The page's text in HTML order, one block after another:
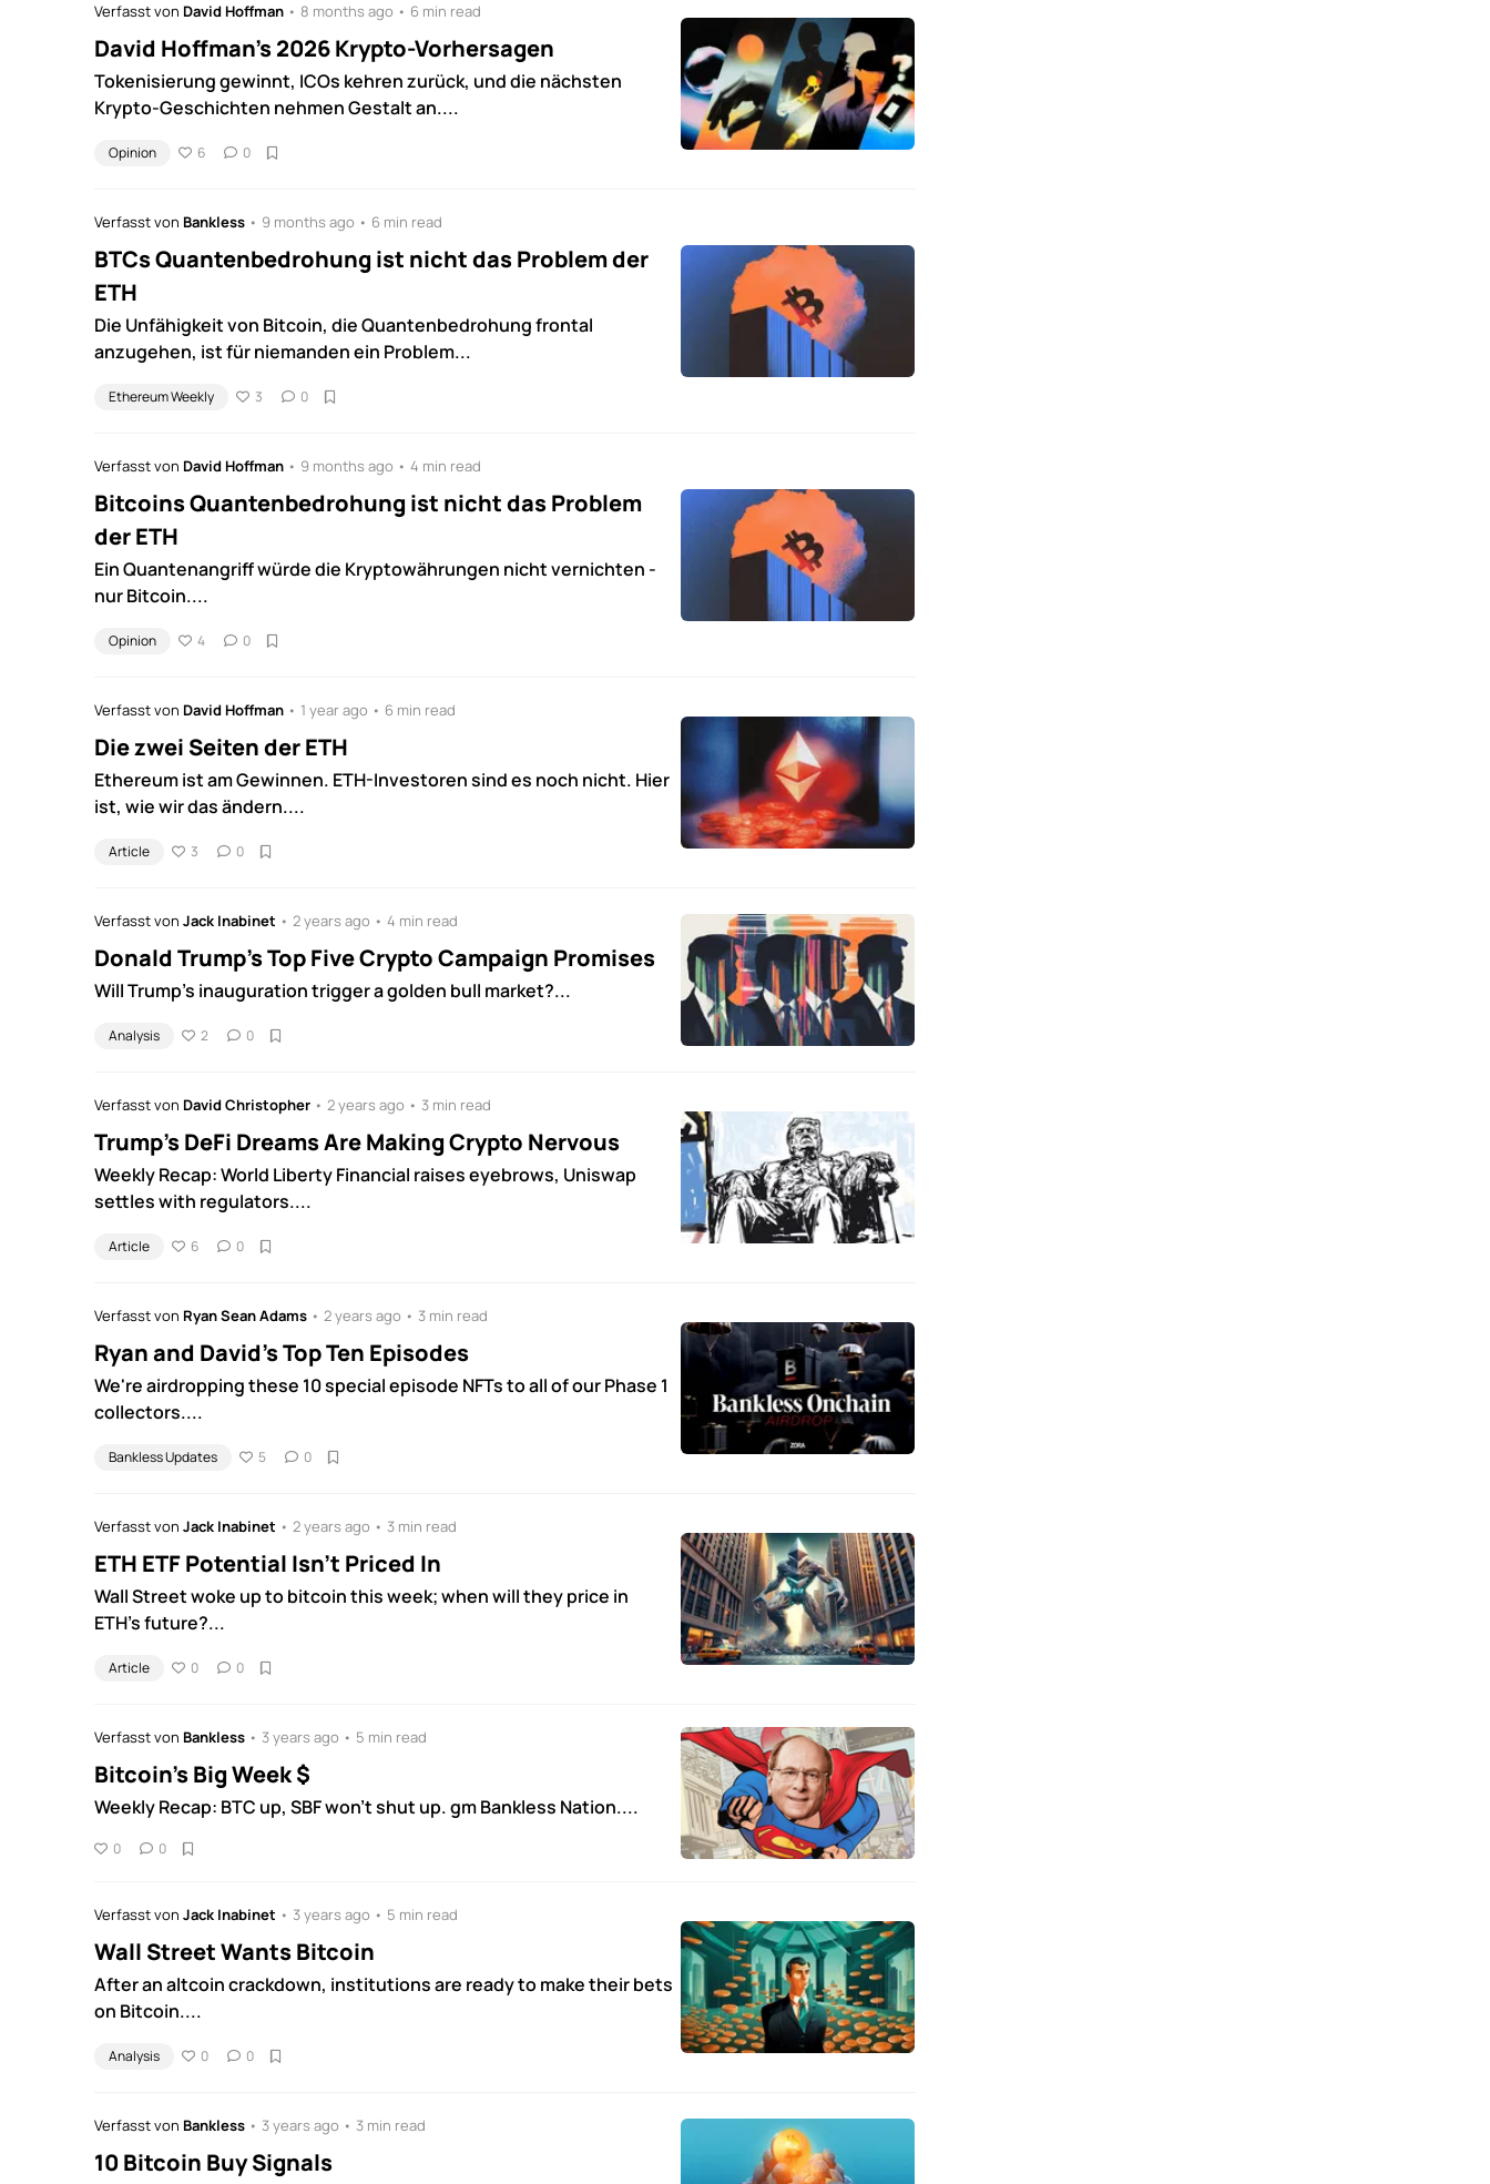
Verfasst von David Hoffman • 8 months ago • 6 min read
David Hoffman's 2026 Krypto-Vorhersagen
Tokenisierung gewinnt, ICOs kehren zurück, und die nächsten
Krypto-Geschichten nehmen Gestalt an....
Opinion 6 0
Verfasst von Bankless • 9 months ago • 6 min read
BTCs Quantenbedrohung ist nicht das Problem der
ETH
Die Unfähigkeit von Bitcoin, die Quantenbedrohung frontal
anzugehen, ist für niemanden ein Problem...
Ethereum Weekly 3 0
Verfasst von David Hoffman • 9 months ago • 4 min read
Bitcoins Quantenbedrohung ist nicht das Problem
der ETH
Ein Quantenangriff würde die Kryptowährungen nicht vernichten -
nur Bitcoin....
Opinion 4 0
Verfasst von David Hoffman • 1 year ago • 6 min read
Die zwei Seiten der ETH
Ethereum ist am Gewinnen. ETH-Investoren sind es noch nicht. Hier
ist, wie wir das ändern....
Article 3 0
Verfasst von Jack Inabinet • 2 years ago • 4 min read
Donald Trump's Top Five Crypto Campaign Promises
Will Trump's inauguration trigger a golden bull market?...
Analysis 2 0
Verfasst von David Christopher • 2 years ago • 3 min read
Trump's DeFi Dreams Are Making Crypto Nervous
Weekly Recap: World Liberty Financial raises eyebrows, Uniswap
settles with regulators....
Article 6 0
Verfasst von Ryan Sean Adams • 2 years ago • 3 min read
Ryan and David's Top Ten Episodes
We're airdropping these 10 special episode NFTs to all of our Phase 1
collectors....
Bankless Updates 5 0
Verfasst von Jack Inabinet • 2 years ago • 3 min read
ETH ETF Potential Isn't Priced In
Wall Street woke up to bitcoin this week; when will they price in
ETH's future?...
Article 0 0
Verfasst von Bankless • 3 years ago • 5 min read
Bitcoin's Big Week $
Weekly Recap: BTC up, SBF won't shut up. gm Bankless Nation....
0 0
Verfasst von Jack Inabinet • 3 years ago • 5 min read
Wall Street Wants Bitcoin
After an altcoin crackdown, institutions are ready to make their bets
on Bitcoin....
Analysis 0 0
Verfasst von Bankless • 3 years ago • 3 min read
10 Bitcoin Buy Signals